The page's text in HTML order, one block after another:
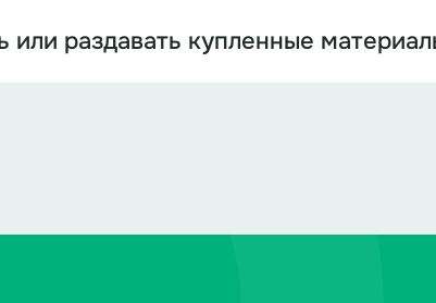
или раздавать купленные